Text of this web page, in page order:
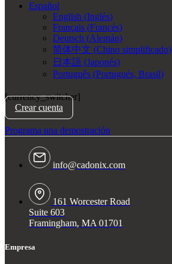
Español
English (Inglés)
Français (Francés)
Deutsch (Alemán)
简体中文 (Chino simplificado)
日本語 (Japonés)
Português (Portugués, Brasil)
[currency_switcher]
Crear cuenta
Programa una demostración
info@cadonix.com
161 Worcester Road
Suite 603
Framingham, MA 01701
Empresa